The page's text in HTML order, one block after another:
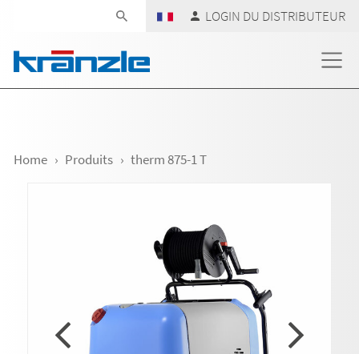
LOGIN DU DISTRIBUTEUR
Home Produits therm 875-1 T